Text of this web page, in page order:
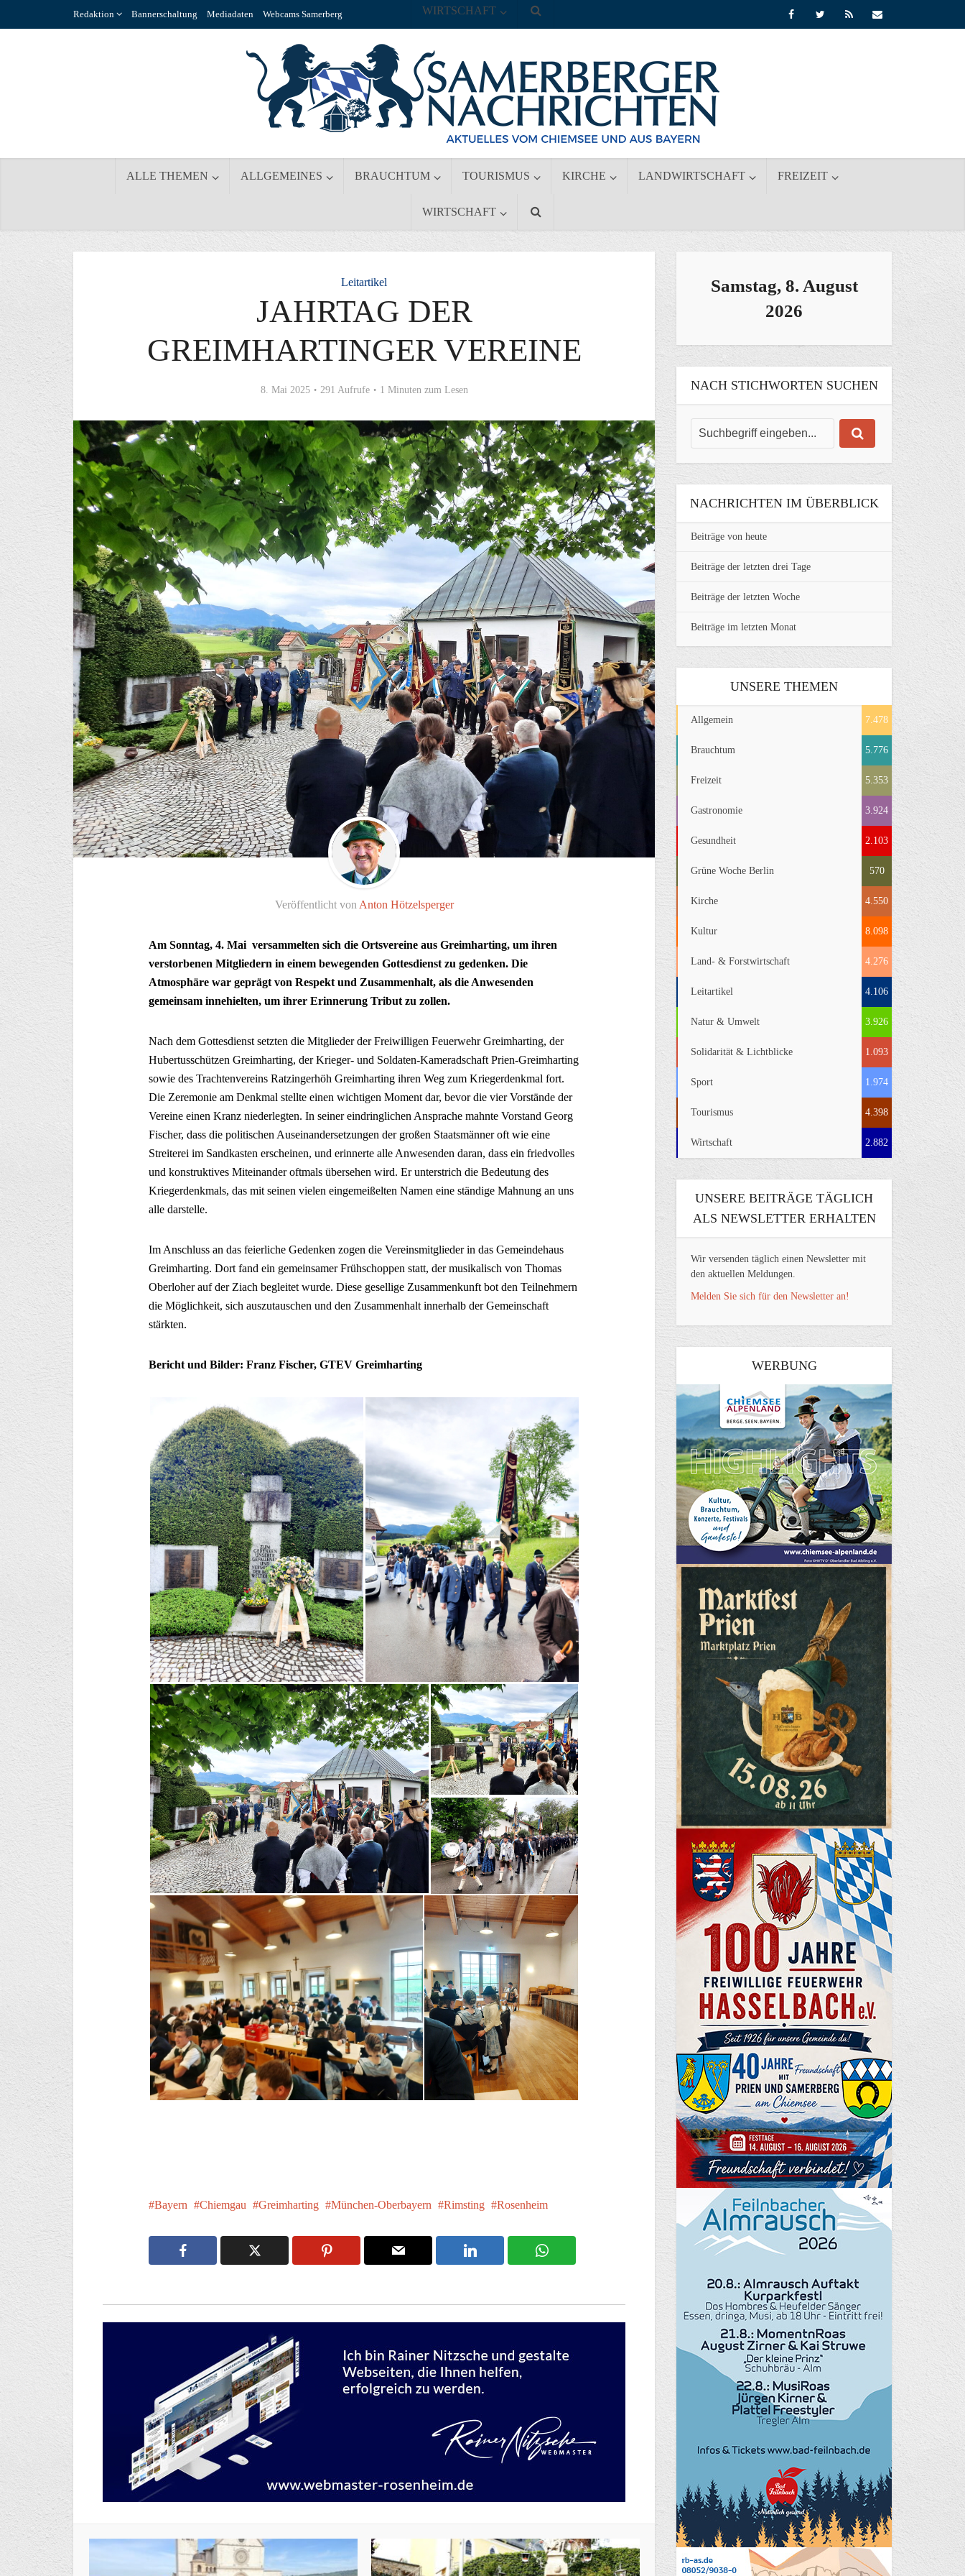
Redaktion Bannerschaltung Mediadaten Webcams Samerberg
ALLE THEMEN ALLGEMEINES BRAUCHTUM TOURISMUS KIRCHE LANDWIRTSCHAFT FREIZEIT
WIRTSCHAFT
WIRTSCHAFT
Leitartikel
JAHRTAG DER
GREIMHARTINGER VEREINE
8. Mai 2025 291 Aufrufe 1 Minuten zum Lesen
Veröffentlicht von Anton Hötzelsperger
Am Sonntag, 4. Mai versammelten sich die Ortsvereine aus Greimharting, um ihren
verstorbenen Mitgliedern in einem bewegenden Gottesdienst zu gedenken. Die
Atmosphäre war geprägt von Respekt und Zusammenhalt, als die Anwesenden
gemeinsam innehielten, um ihrer Erinnerung Tribut zu zollen.
Nach dem Gottesdienst setzten die Mitglieder der Freiwilligen Feuerwehr Greimharting, der
Hubertusschützen Greimharting, der Krieger- und Soldaten-Kameradschaft Prien-Greimharting
sowie des Trachtenvereins Ratzingerhöh Greimharting ihren Weg zum Kriegerdenkmal fort.
Die Zeremonie am Denkmal stellte einen wichtigen Moment dar, bevor die vier Vorstände der
Vereine einen Kranz niederlegten. In seiner eindringlichen Ansprache mahnte Vorstand Georg
Fischer, dass die politischen Auseinandersetzungen der großen Staatsmänner oft wie eine
Streiterei im Sandkasten erscheinen, und erinnerte alle Anwesenden daran, dass ein friedvolles
und konstruktives Miteinander oftmals übersehen wird. Er unterstrich die Bedeutung des
Kriegerdenkmals, das mit seinen vielen eingemeißelten Namen eine ständige Mahnung an uns
alle darstelle.
Im Anschluss an das feierliche Gedenken zogen die Vereinsmitglieder in das Gemeindehaus
Greimharting. Dort fand ein gemeinsamer Frühschoppen statt, der musikalisch von Thomas
Oberloher auf der Ziach begleitet wurde. Diese gesellige Zusammenkunft bot den Teilnehmern
die Möglichkeit, sich auszutauschen und den Zusammenhalt innerhalb der Gemeinschaft
stärkten.
Bericht und Bilder: Franz Fischer, GTEV Greimharting
Bayern Chiemgau Greimharting München-Oberbayern Rimsting Rosenheim
Samstag, 8. August
2026
NACH STICHWORTEN SUCHEN
NACHRICHTEN IM ÜBERBLICK
Beiträge von heute
Beiträge der letzten drei Tage
Beiträge der letzten Woche
Beiträge im letzten Monat
UNSERE THEMEN
Allgemein 7.478
Brauchtum 5.776
Freizeit 5.353
Gastronomie 3.924
Gesundheit 2.103
Grüne Woche Berlin 570
Kirche 4.550
Kultur 8.098
Land- & Forstwirtschaft 4.276
Leitartikel 4.106
Natur & Umwelt 3.926
Solidarität & Lichtblicke 1.093
Sport 1.974
Tourismus 4.398
Wirtschaft 2.882
UNSERE BEITRÄGE TÄGLICH
ALS NEWSLETTER ERHALTEN
Wir versenden täglich einen Newsletter mit
den aktuellen Meldungen.
Melden Sie sich für den Newsletter an!
WERBUNG